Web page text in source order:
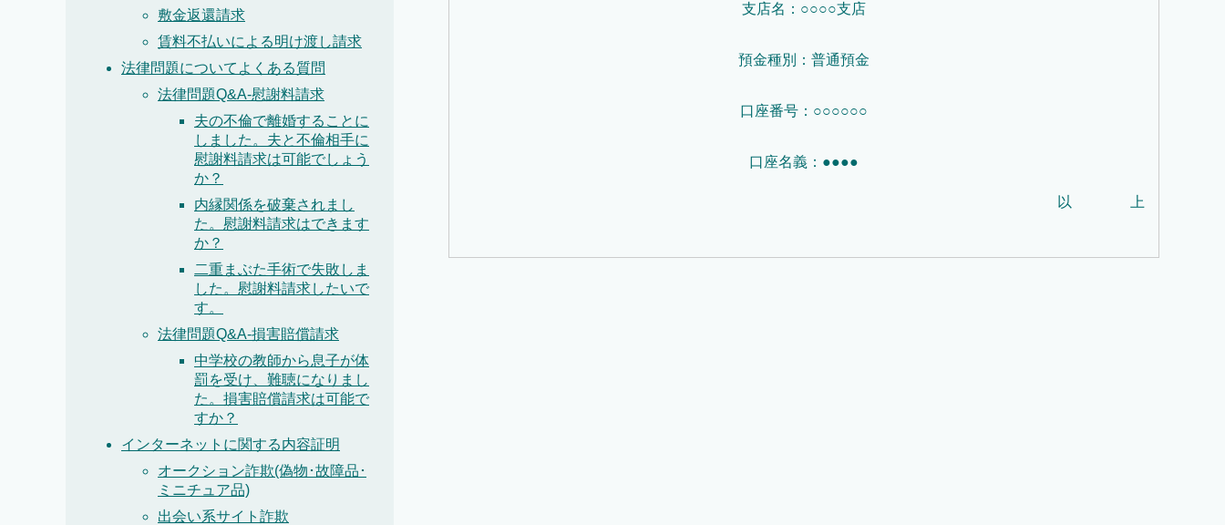
支店名：○○○○支店
預金種別：普通預金
口座番号：○○○○○○
口座名義：●●●●
以 上
敷金返還請求
賃料不払いによる明け渡し請求
法律問題についてよくある質問
法律問題Q&A-慰謝料請求
夫の不倫で離婚することに
しました。夫と不倫相手に
慰謝料請求は可能でしょう
か？
内縁関係を破棄されまし
た。慰謝料請求はできます
か？
二重まぶた手術で失敗しま
した。慰謝料請求したいで
す。
法律問題Q&A-損害賠償請求
中学校の教師から息子が体
罰を受け、難聴になりまし
た。損害賠償請求は可能で
すか？
インターネットに関する内容証明
オークション詐欺(偽物･故障品･
ミニチュア品)
出会い系サイト詐欺